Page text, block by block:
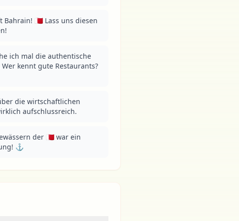
Bahrain! 🇧🇭 Lass uns diesen
ich mal die authentische
kennt gute Restaurants?
die wirtschaftlichen
aufschlussreich.
der 🇧🇭 war ein
⚓️